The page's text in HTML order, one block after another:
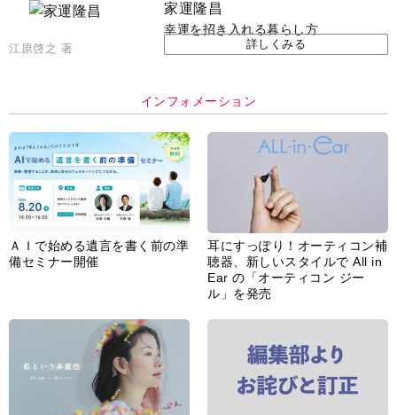
家運隆昌
幸運を招き入れる暮らし方
江原啓之 著 詳しくみる
インフォメーション
ＡＩで始める遺言を書く前の準
備セミナー開催
耳にすっぽり！オーティコン補
聴器、新しいスタイルで All in
Ear の「オーティコン ジー
ル」を発売